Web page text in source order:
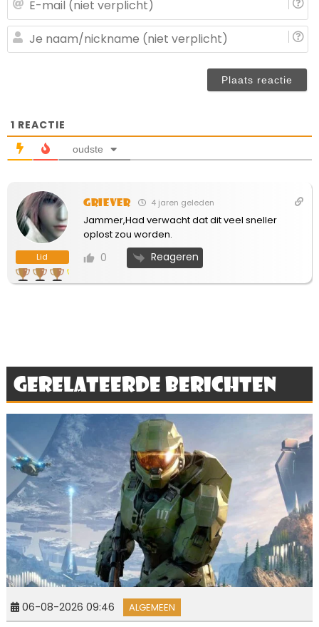
1 REACTIE
oudste
Lid
Griever 4 jaren geleden
Jammer,Had verwacht dat dit veel sneller
oplost zou worden.
0 Reageren
Gerelateerde berichten
06-08-2026 09:46 ALGEMEEN